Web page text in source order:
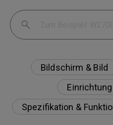
Bildschirm & Bild
Spezifikation &